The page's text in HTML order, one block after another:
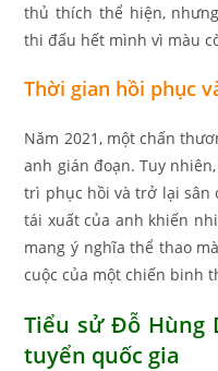
thủ thích thể hiện,
thi đấu hết mình vì màu
Thời gian hồi phục
Năm 2021, một chấn
anh gián đoạn. Tuy
trì phục hồi và trở lại sân
tái xuất của anh khiến
mang ý nghĩa thể thao
cuộc của một chiến binh
Tiểu sử Đỗ Hùng
tuyển quốc gia